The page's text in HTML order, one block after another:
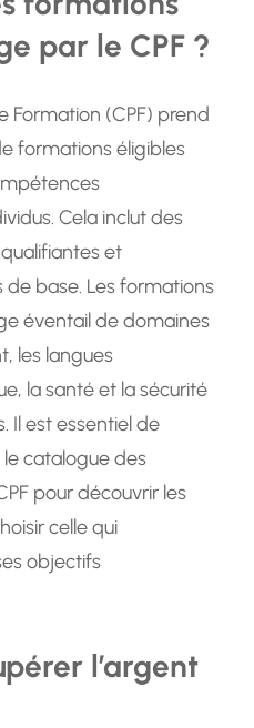
par le CPF ?
Formation (CPF) prend
formations éligibles
Cela inclut des
et
de base. Les formations
éventail de domaines
les langues
la santé et la sécurité
Il est essentiel de
catalogue des
pour découvrir les
celle qui
objectifs
l’argent